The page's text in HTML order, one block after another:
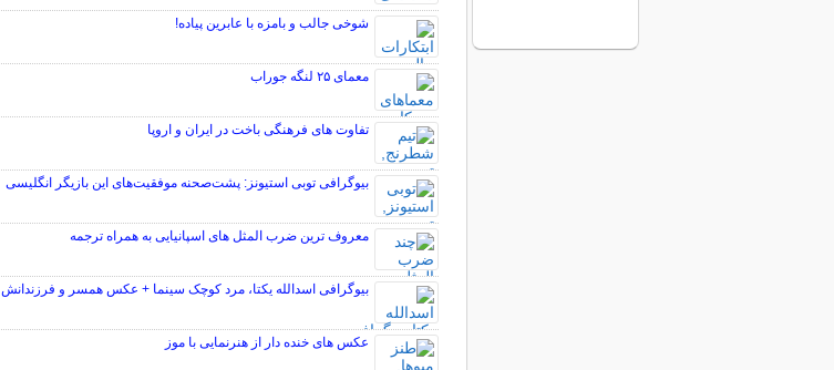
شوخی جالب و بامزه با عابرین پیاده!
معمای ۲۵ لنگه جوراب
تفاوت های فرهنگی باخت در ایران و اروپا
بیوگرافی توبی استیونز: پشت‌صحنه موفقیت‌های این بازیگر انگلیسی
معروف ترین ضرب المثل های اسپانیایی به همراه ترجمه
بیوگرافی اسدالله یکتا، مرد کوچک سینما + عکس همسر و فرزندانش
عکس های خنده دار از هنرنمایی با موز